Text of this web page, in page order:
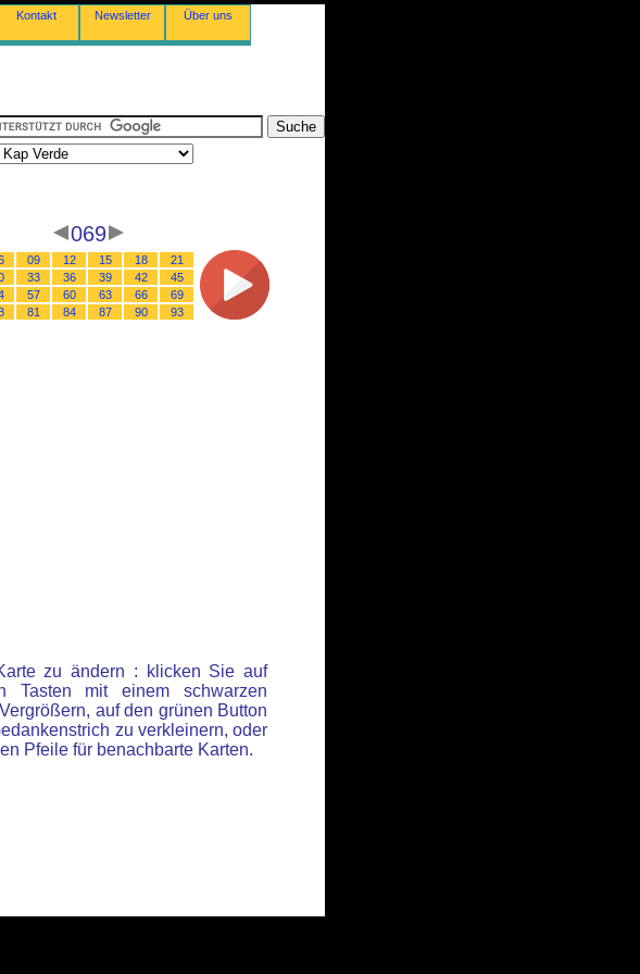
Kontakt Newsletter Über uns
069
09 12 15 18
21
33 36 39 42
45
57 60 63 66
69
81 84 87 90 93
zu ändern : klicken Sie auf
Tasten mit einem schwarzen
auf den grünen Button
zu verkleinern, oder
Pfeile für benachbarte Karten.